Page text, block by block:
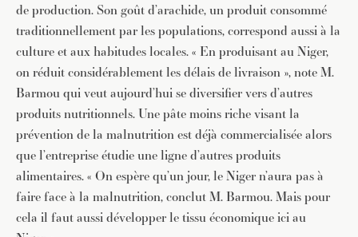
de production. Son goût d’arachide, un produit consommé
traditionnellement par les populations, correspond aussi à la
culture et aux habitudes locales. « En produisant au Niger,
on réduit considérablement les délais de livraison », note M.
Barmou qui veut aujourd’hui se diversifier vers d’autres
produits nutritionnels. Une pâte moins riche visant la
prévention de la malnutrition est déjà commercialisée alors
que l’entreprise étudie une ligne d’autres produits
alimentaires. « On espère qu’un jour, le Niger n’aura pas à
faire face à la malnutrition, conclut M. Barmou. Mais pour
cela il faut aussi développer le tissu économique ici au
JE M'INSCRIS À LA NEWSLETTER
Pour recevoir toutes les deux semaines notre lettre
d’info avec une sélection d’articles …